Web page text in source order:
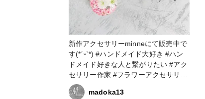
新作アクセサリーminneにて販売中で
す(*ˊᵕˋ*) #ハンドメイド大好き #ハン
ドメイド好きな人と繋がりたい #アク
セサリー作家 #フラワーアクセサリー
#フラワーアクセサリー作家 #レジン
大好き #レジン好きの人と繋がりたい
madoka13